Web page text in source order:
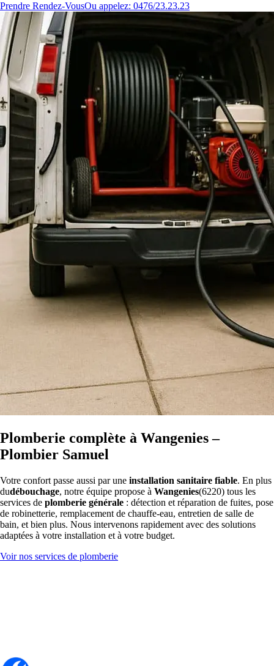
Prendre Rendez-VousOu appelez: 0476/23.23.23
Plomberie complète à Wangenies –
Plombier Samuel
Votre confort passe aussi par une installation sanitaire fiable. En plus
dudébouchage, notre équipe propose à Wangenies(6220) tous les
services de plomberie générale : détection et réparation de fuites, pose
de robinetterie, remplacement de chauffe-eau, entretien de salle de
bain, et bien plus. Nous intervenons rapidement avec des solutions
adaptées à votre installation et à votre budget.
Voir nos services de plomberie